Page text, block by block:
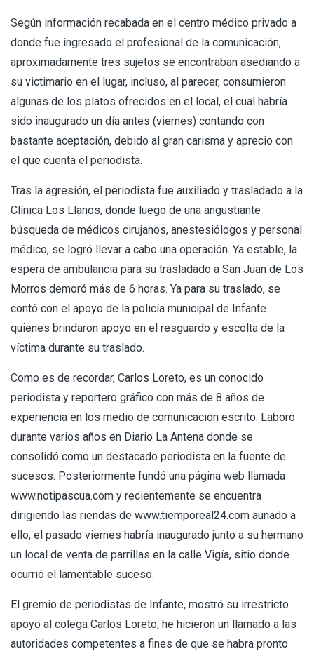
Según información recabada en el centro médico privado a
donde fue ingresado el profesional de la comunicación,
aproximadamente tres sujetos se encontraban asediando a
su victimario en el lugar, incluso, al parecer, consumieron
algunas de los platos ofrecidos en el local, el cual habría
sido inaugurado un día antes (viernes) contando con
bastante aceptación, debido al gran carisma y aprecio con
el que cuenta el periodista.
Tras la agresión, el periodista fue auxiliado y trasladado a la
Clínica Los Llanos, donde luego de una angustiante
búsqueda de médicos cirujanos, anestesiólogos y personal
médico, se logró llevar a cabo una operación. Ya estable, la
espera de ambulancia para su trasladado a San Juan de Los
Morros demoró más de 6 horas. Ya para su traslado, se
contó con el apoyo de la policía municipal de Infante
quienes brindaron apoyo en el resguardo y escolta de la
víctima durante su traslado.
Como es de recordar, Carlos Loreto, es un conocido
periodista y reportero gráfico con más de 8 años de
experiencia en los medio de comunicación escrito. Laboró
durante varios años en Diario La Antena donde se
consolidó como un destacado periodista en la fuente de
sucesos. Posteriormente fundó una página web llamada
www.notipascua.com y recientemente se encuentra
dirigiendo las riendas de www.tiemporeal24.com aunado a
ello, el pasado viernes habría inaugurado junto a su hermano
un local de venta de parrillas en la calle Vigía, sitio donde
ocurrió el lamentable suceso.
El gremio de periodistas de Infante, mostró su irrestricto
apoyo al colega Carlos Loreto, he hicieron un llamado a las
autoridades competentes a fines de que se habra pronto